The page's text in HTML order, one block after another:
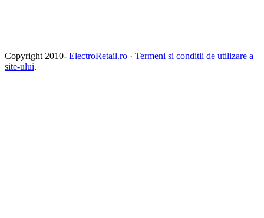
Copyright 2010- ElectroRetail.ro · Termeni si conditii de utilizare a
site-ului.